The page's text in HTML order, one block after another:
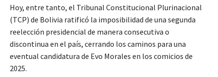
Hoy, entre tanto, el Tribunal Constitucional Plurinacional
(TCP) de Bolivia ratificó la imposibilidad de una segunda
reelección presidencial de manera consecutiva o
discontinua en el país, cerrando los caminos para una
eventual candidatura de Evo Morales en los comicios de
2025.